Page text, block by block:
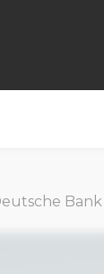
Bank